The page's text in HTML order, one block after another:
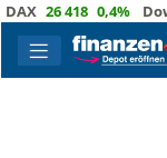
26 418 0,4% Dow 54